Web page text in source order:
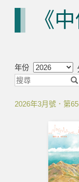
《
年份
2026年3月號．第